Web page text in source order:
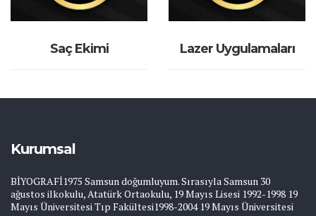
Saç Ekimi Lazer Uygulamaları
Kurumsal
BİYOGRAFİ1975 Samsun doğumluyum. Sırasıyla Samsun 30
ağustos ilkokulu, Atatürk Ortaokulu, 19 Mayıs Lisesi 1992-1998 19
Mayıs Üniversitesi Tıp Fakültesi1998-2004 19 Mayıs Üniversitesi